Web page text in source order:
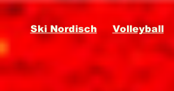
Ski Nordisch Volleyball